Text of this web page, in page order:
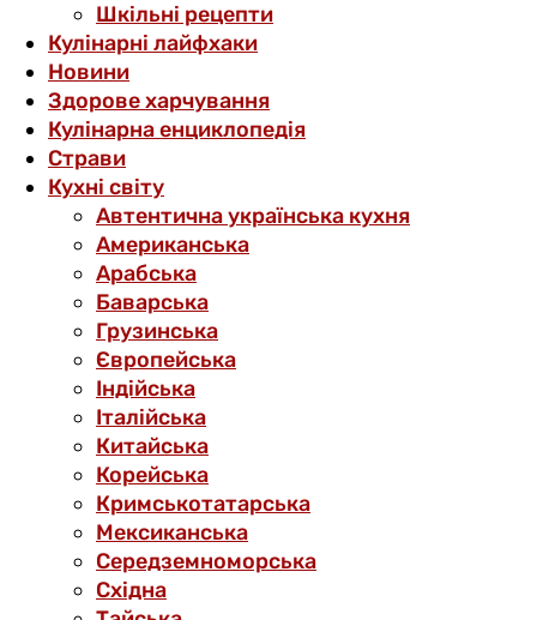
Шкільні рецепти
Кулінарні лайфхаки
Новини
Здорове харчування
Кулінарна енциклопедія
Страви
Кухні світу
Автентична українська кухня
Американська
Арабська
Баварська
Грузинська
Європейська
Індійська
Італійська
Китайська
Корейська
Кримськотатарська
Мексиканська
Середземноморська
Східна